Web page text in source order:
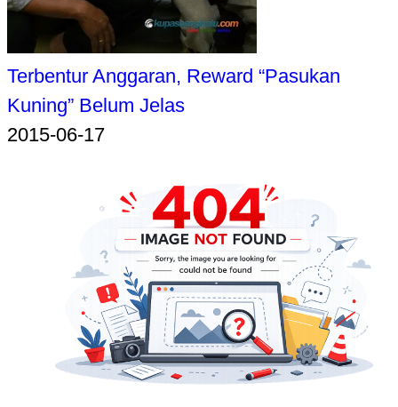
Terbentur Anggaran, Reward “Pasukan
Kuning” Belum Jelas
2015-06-17